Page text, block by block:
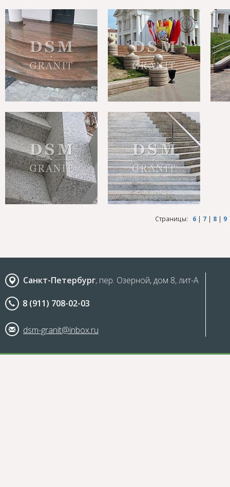
Страницы: 6| 7| 8| 9
Санкт-Петербург, пер. Озерной, дом 8, лит-А
8 (911) 708-02-03
dsm-granit@inbox.ru